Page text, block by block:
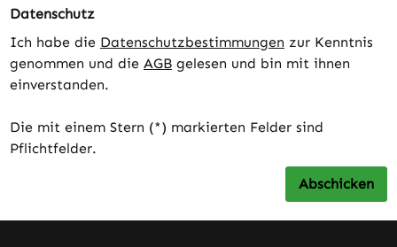
Datenschutz
Ich habe die Datenschutzbestimmungen zur Kenntnis
genommen und die AGB gelesen und bin mit ihnen
einverstanden.
Die mit einem Stern (*) markierten Felder sind
Pflichtfelder.
Abschicken